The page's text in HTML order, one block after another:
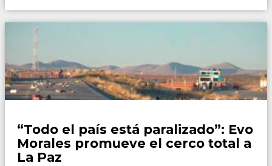
“Todo el país está paralizado”: Evo
Morales promueve el cerco total a
La Paz